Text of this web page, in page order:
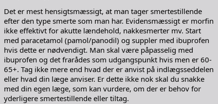
Det er mest hensigtsmæssigt, at man tager smertestillende
efter den type smerte som man har. Evidensmæssigt er morfin
ikke effektivt for akutte lændehold, nakkesmerter mv. Start
med paracetamol (pamol/panodil) og suppler med ibuprofen
hvis dette er nødvendigt. Man skal være påpasselig med
ibuprofen og det frarådes som udgangspunkt hvis men er 60-
65+. Tag ikke mere end hvad der er anvist på indlægsseddelen
eller hvad din læge anviser. Er dette ikke nok skal du snakke
med din egen læge, som kan vurdere, om der er behov for
yderligere smertestillende eller tiltag.